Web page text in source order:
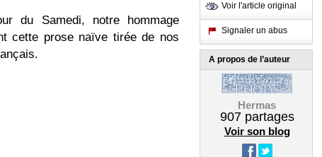
du Samedi, notre hommage
cette prose naïve tirée de nos
Voir l'article original
Signaler un abus
A propos de l’auteur
Hermas
907partages
Voir son blog